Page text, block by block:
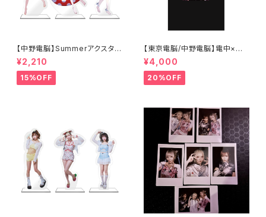
【中野電脳】Summerアクスタ
（Character Ver.）
¥2,210
15%OFF
【東京電脳/中野電脳】電中×電
東祭 イベント限定Tシャツ（通常
ver.）
¥4,000
20%OFF